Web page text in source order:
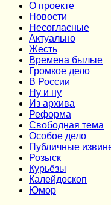
О проекте
Новости
Несогласные
Актуально
Жесть
Времена былые
Громкое дело
В России
Ну и ну
Из архива
Реформа
Cвободная тема
Особое дело
Публичные
Розыск
Курьёзы
Калейдоскоп
Юмор